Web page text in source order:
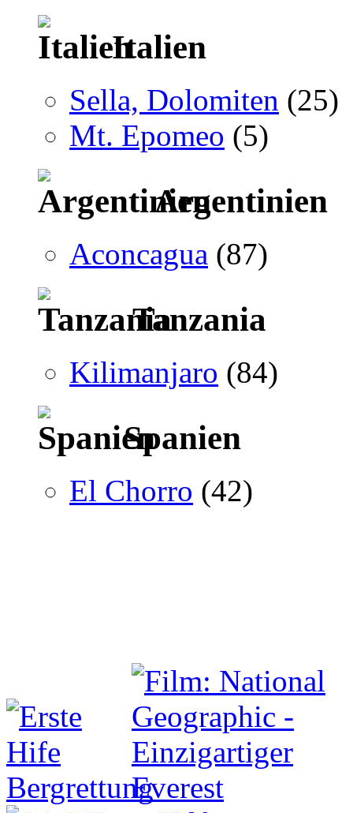
Italien
Sella, Dolomiten (25)
Mt. Epomeo (5)
Argentinien
Aconcagua (87)
Tanzania
Kilimanjaro (84)
Spanien
El Chorro (42)